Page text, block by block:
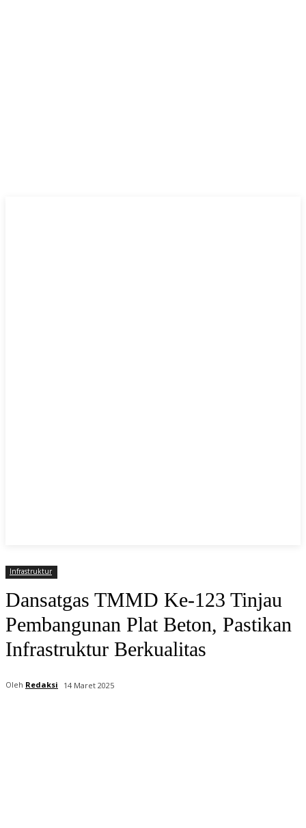
Infrastruktur
Dansatgas TMMD Ke-123 Tinjau
Pembangunan Plat Beton, Pastikan
Infrastruktur Berkualitas
Oleh Redaksi 14 Maret 2025